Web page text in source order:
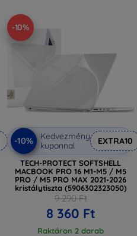
-10%
-10%
Kedvezmény
kuponnal
EXTRA10
TECH-PROTECT SOFTSHELL
MACBOOK PRO 16 M1-M5 / M5
PRO / M5 PRO MAX 2021-2026
kristálytiszta (5906302323050)
9 290 Ft
8 360 Ft
Raktáron 2 darab